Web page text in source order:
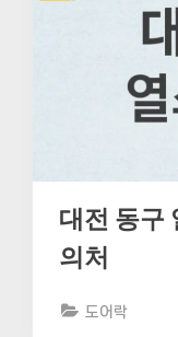
대전 동구
의처
도어락